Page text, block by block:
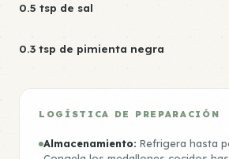
0.5 tsp de sal
0.3 tsp de pimienta negra
LOGÍSTICA DE PREPARACIÓN
Almacenamiento: Refrigera hasta